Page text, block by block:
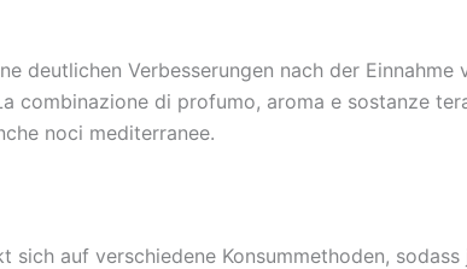
deutlichen Verbesserungen nach der
combinazione di profumo, aroma e sostanze
noci mediterranee.
sich auf verschiedene Konsummethoden,